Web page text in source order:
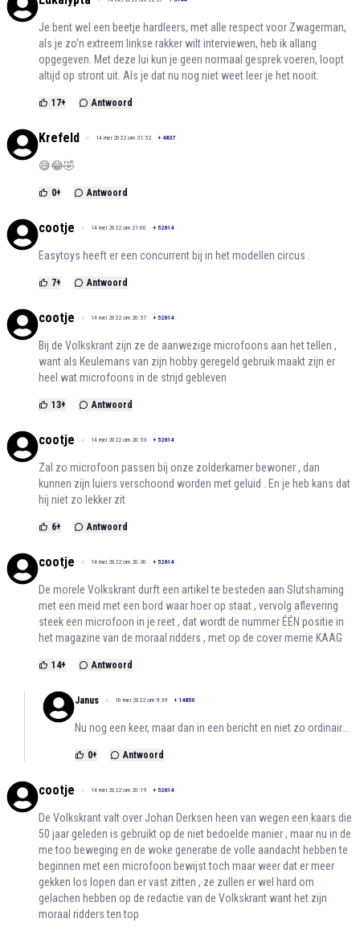
Je bent wel een beetje hardleers, met alle respect voor Zwagerman,
als je zo'n extreem linkse rakker wilt interviewen, heb ik allang
opgegeven. Met deze lui kun je geen normaal gesprek voeren, loopt
altijd op stront uit. Als je dat nu nog niet weet leer je het nooit.
17+ Antwoord
Krefeld 14 mei 2022 om 21:52 + 4837
😅😂🤣
0+ Antwoord
cootje 14 mei 2022 om 21:00 + 52614
Easytoys heeft er een concurrent bij in het modellen circus .
7+ Antwoord
cootje 14 mei 2022 om 20:57 + 52614
Bij de Volkskrant zijn ze de aanwezige microfoons aan het tellen ,
want als Keulemans van zijn hobby geregeld gebruik maakt zijn er
heel wat microfoons in de strijd gebleven
13+ Antwoord
cootje 14 mei 2022 om 20:53 + 52614
Zal zo microfoon passen bij onze zolderkamer bewoner , dan
kunnen zijn luiers verschoond worden met geluid . En je heb kans dat
hij niet zo lekker zit
6+ Antwoord
cootje 14 mei 2022 om 20:30 + 52614
De morele Volkskrant durft een artikel te besteden aan Slutshaming
met een meid met een bord waar hoer op staat , vervolg aflevering
steek een microfoon in je reet , dat wordt de nummer ÉÉN positie in
het magazine van de moraal ridders , met op de cover merrie KAAG
14+ Antwoord
Janus 16 mei 2022 om 9:39 + 14850
Nu nog een keer, maar dan in een bericht en niet zo ordinair...
0+ Antwoord
cootje 14 mei 2022 om 20:19 + 52614
De Volkskrant valt over Johan Derksen heen van wegen een kaars die
50 jaar geleden is gebruikt op de niet bedoelde manier , maar nu in de
me too beweging en de woke generatie de volle aandacht hebben te
beginnen met een microfoon bewijst toch maar weer dat er meer
gekken los lopen dan er vast zitten , ze zullen er wel hard om
gelachen hebben op de redactie van de Volkskrant want het zijn
moraal ridders ten top